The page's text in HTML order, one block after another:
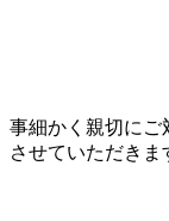
事細かく親切にご
させていただきま